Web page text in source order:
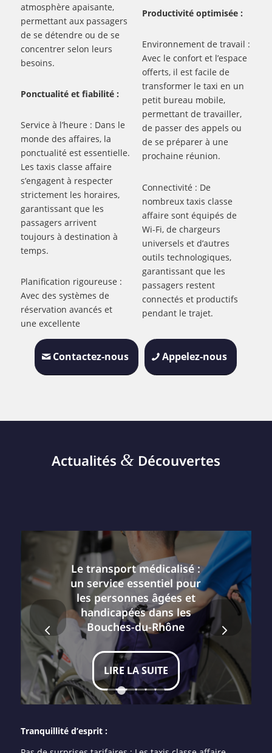
atmosphère apaisante,
permettant aux passagers
de se détendre ou de se
concentrer selon leurs
besoins.
Ponctualité et fiabilité :
Service à l’heure : Dans le
monde des affaires, la
ponctualité est essentielle.
Les taxis classe affaire
s’engagent à respecter
strictement les horaires,
garantissant que les
passagers arrivent
toujours à destination à
temps.
Planification rigoureuse :
Avec des systèmes de
réservation avancés et
une excellente
Productivité optimisée :
Environnement de travail :
Avec le confort et l’espace
offerts, il est facile de
transformer le taxi en un
petit bureau mobile,
permettant de travailler,
de passer des appels ou
de se préparer à une
prochaine réunion.
Connectivité : De
nombreux taxis classe
affaire sont équipés de
Wi-Fi, de chargeurs
universels et d’autres
outils technologiques,
garantissant que les
passagers restent
connectés et productifs
pendant le trajet.
Contactez-nous Appelez-nous
Actualités &Découvertes
Le transport médicalisé :
un service essentiel pour
les personnes âgées et
handicapées dans les
Bouches-du-Rhône
LIRE LA SUITE
Suivant
1 2 4 5
Tranquillité d’esprit :